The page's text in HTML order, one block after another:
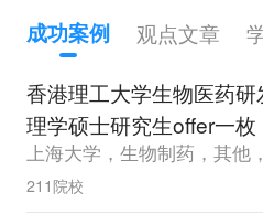
成功案例 观点文章
香港理工大学生物医药
理学硕士研究生offer一枚
211院校